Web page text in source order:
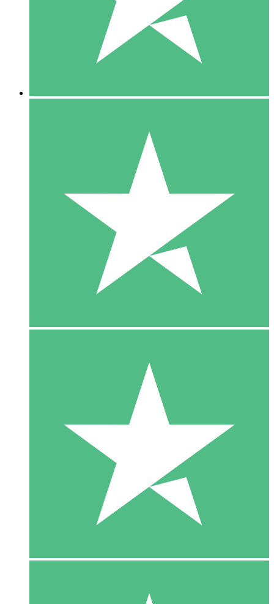
10 00
10 Descargas
20 00